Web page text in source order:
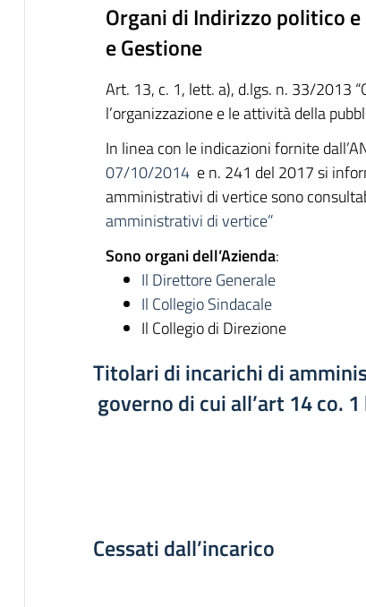
Organi di Indirizzo politico
e Gestione
Art. 13, c. 1, lett. a), d.lgs. n. 33/2013
l’organizzazione e le attività della
In linea con le indicazioni fornite
07/10/2014 e n. 241 del 2017 si
amministrativi di vertice sono
amministrativi di vertice”
Sono organi dell’Azienda:
Il Direttore Generale
Il Collegio Sindacale
Il Collegio di Direzione
Titolari di incarichi di
governo di cui all’art 14 co.
Cessati dall’incarico